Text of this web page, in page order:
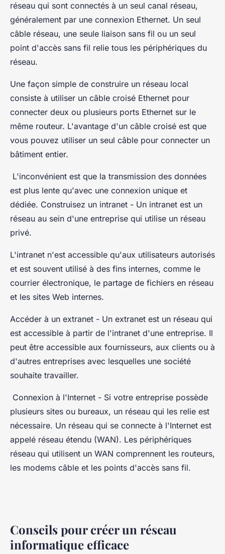
réseau qui sont connectés à un seul canal réseau,
généralement par une connexion Ethernet. Un seul
câble réseau, une seule liaison sans fil ou un seul
point d'accès sans fil relie tous les périphériques du
réseau.
Une façon simple de construire un réseau local
consiste à utiliser un câble croisé Ethernet pour
connecter deux ou plusieurs ports Ethernet sur le
même routeur. L'avantage d'un câble croisé est que
vous pouvez utiliser un seul câble pour connecter un
bâtiment entier.
L'inconvénient est que la transmission des données
est plus lente qu'avec une connexion unique et
dédiée. Construisez un intranet - Un intranet est un
réseau au sein d'une entreprise qui utilise un réseau
privé.
L'intranet n'est accessible qu'aux utilisateurs autorisés
et est souvent utilisé à des fins internes, comme le
courrier électronique, le partage de fichiers en réseau
et les sites Web internes.
Accéder à un extranet - Un extranet est un réseau qui
est accessible à partir de l'intranet d'une entreprise. Il
peut être accessible aux fournisseurs, aux clients ou à
d'autres entreprises avec lesquelles une société
souhaite travailler.
Connexion à l'Internet - Si votre entreprise possède
plusieurs sites ou bureaux, un réseau qui les relie est
nécessaire. Un réseau qui se connecte à l'Internet est
appelé réseau étendu (WAN). Les périphériques
réseau qui utilisent un WAN comprennent les routeurs,
les modems câble et les points d'accès sans fil.
Conseils pour créer un réseau
informatique efficace